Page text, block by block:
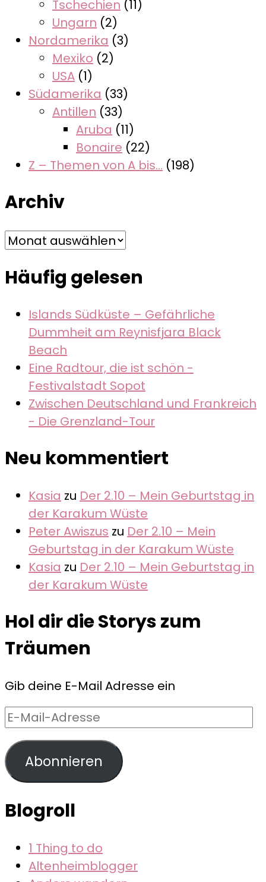
Tschechien (11)
Ungarn (2)
Nordamerika (3)
Mexiko (2)
USA (1)
Südamerika (33)
Antillen (33)
Aruba (11)
Bonaire (22)
Z – Themen von A bis… (198)
Archiv
Archiv
Häufig gelesen
Islands Südküste – Gefährliche
Dummheit am Reynisfjara Black
Beach
Eine Radtour, die ist schön -
Festivalstadt Sopot
Zwischen Deutschland und Frankreich
- Die Grenzland-Tour
Neu kommentiert
Kasia zu Der 2.10 – Mein Geburtstag in
der Karakum Wüste
Peter Awiszus zu Der 2.10 – Mein
Geburtstag in der Karakum Wüste
Kasia zu Der 2.10 – Mein Geburtstag in
der Karakum Wüste
Hol dir die Storys zum
Träumen
Gib deine E-Mail Adresse ein
E-
Mail-
Adresse
Abonnieren
Blogroll
1 Thing to do
Altenheimblogger